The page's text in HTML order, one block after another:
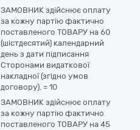
ЗАМОВНИК здійснює оплату
за кожну партію фактично
поставленого ТОВАРУ на 60
(шістдесятий) календарний
день з дати підписання
Сторонами видаткової
накладної (згідно умов
договору).= 10
ЗАМОВНИК здійснює оплату
за кожну партію фактично
поставленого ТОВАРУ на 45